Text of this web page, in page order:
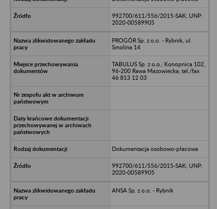
992700/611/556/2015-SAK; UNP:
2020-00589905
PROGÓR Sp. z o.o. - Rybnik, ul.
Smolina 14
TABULUS Sp. z o.o.; Konopnica 102,
96-200 Rawa Mazowiecka; tel./fax
46 813 12 03
Dokumentacja osobowo-płacowa
992700/611/556/2015-SAK; UNP:
2020-00589905
ANSA Sp. z o.o. - Rybnik